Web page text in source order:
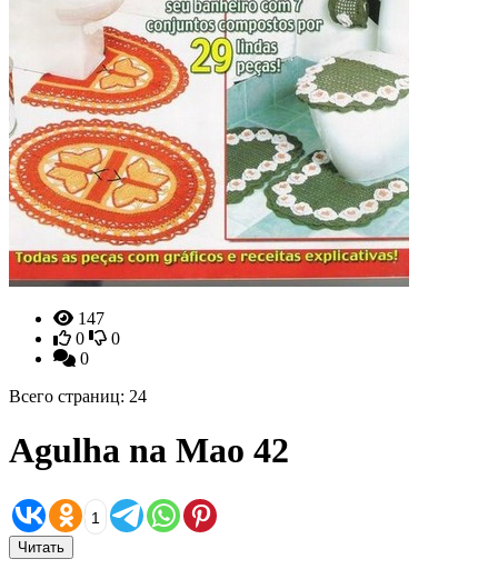
147
0
0
0
Всего страниц: 24
Agulha na Mao 42
1
Читать